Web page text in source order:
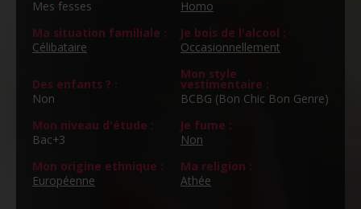
Mes fesses
Homo
Ma situation familiale :
Célibataire
Je bois de l'alcool :
Occasionnellement
Des enfants ? :
Non
Mon style
vestimentaire :
BCBG (Bon Chic Bon Genre)
Mon niveau d'étude :
Bac+3
Je fume :
Non
Mon origine ethnique :
Européenne
Ma religion :
Athée